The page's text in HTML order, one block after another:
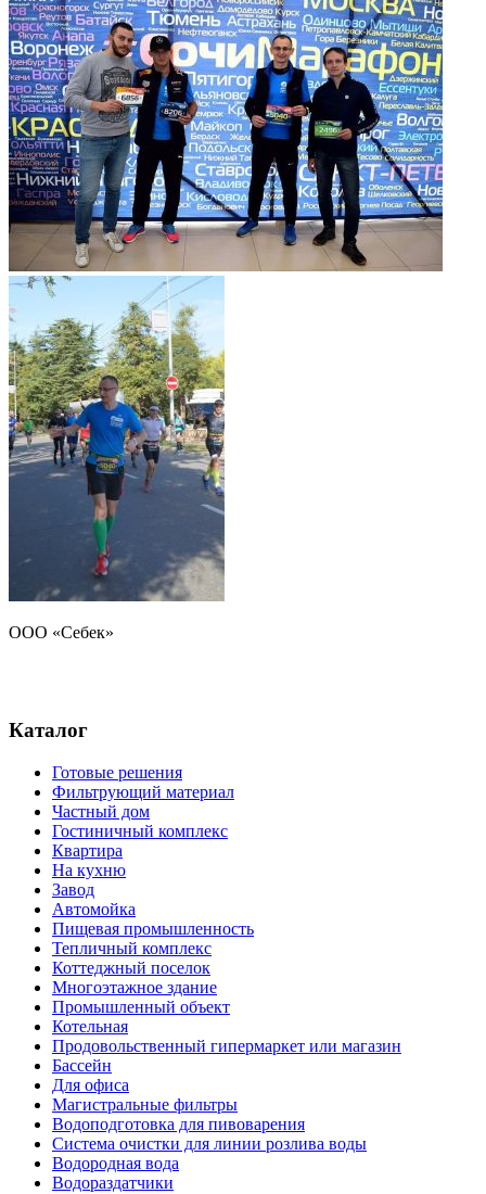
ООО «Себек»
Каталог
Готовые решения
Фильтрующий материал
Частный дом
Гостиничный комплекс
Квартира
На кухню
Завод
Автомойка
Пищевая промышленность
Тепличный комплекс
Коттеджный поселок
Многоэтажное здание
Промышленный объект
Котельная
Продовольственный гипермаркет или магазин
Бассейн
Для офиса
Магистральные фильтры
Водоподготовка для пивоварения
Система очистки для линии розлива воды
Водородная вода
Водораздатчики